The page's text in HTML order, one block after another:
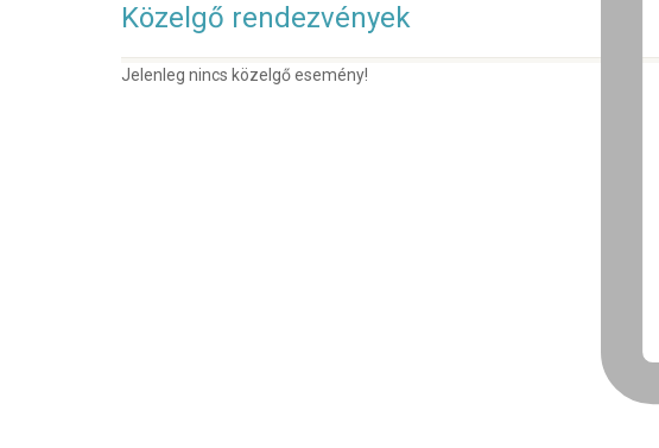
Közelgő rendezvények
Jelenleg nincs közelgő esemény!